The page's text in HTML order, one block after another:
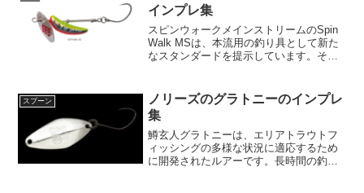
す。スピナー特有の弱点とさ...
インプレ集
スピンウォークメインストリームのSpin
Walk MSは、本流用の釣り具として新た
なスタンダードを提示しています。その
ウンドとバイブレーションを発生させ、
魚を引き寄せ...
スプーン
ノリーズのグラトニーのインプレ
集
鱒玄人グラトニーは、エリアトラウトフ
ィッシングの多様な状況に適応するため
に開発されたルアーです。長時間の釣り